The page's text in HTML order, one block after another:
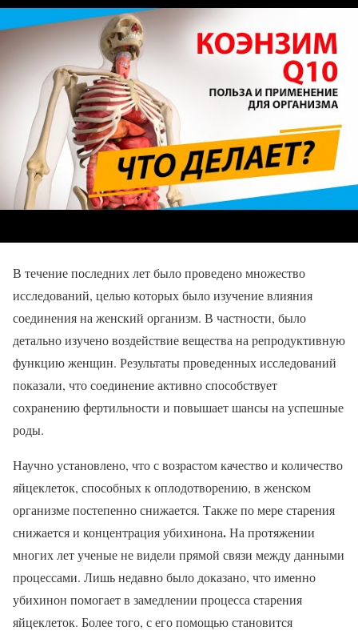
В течение последних лет было проведено множество
исследований, целью которых было изучение влияния
соединения на женский организм. В частности, было
детально изучено воздействие вещества на репродуктивную
функцию женщин. Результаты проведенных исследований
показали, что соединение активно способствует
сохранению фертильности и повышает шансы на успешные
роды.
Научно установлено, что с возрастом качество и количество
яйцеклеток, способных к оплодотворению, в женском
организме постепенно снижается. Также по мере старения
снижается и концентрация убихинона.На протяжении
многих лет ученые не видели прямой связи между данными
процессами. Лишь недавно было доказано, что именно
убихинон помогает в замедлении процесса старения
яйцеклеток. Более того, с его помощью становится